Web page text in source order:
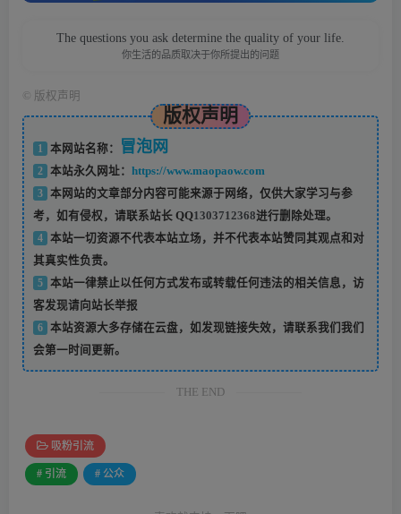
The questions you ask determine the quality of your life.
你生活的品质取决于你所提出的问题
版权声明
版权声明
1 本网站名称： 冒泡网
2 本站永久网址： https://www.maopaow.com
3
本网站的文章部分内容可能来源于网络，仅供大家学习与参
考，如有侵权，请联系站长 QQ1303712368进行删除处理。
4
本站一切资源不代表本站立场，并不代表本站赞同其观点和对
其真实性负责。
5
本站一律禁止以任何方式发布或转载任何违法的相关信息，访
客发现请向站长举报
6
本站资源大多存储在云盘，如发现链接失效，请联系我们我们
会第一时间更新。
THE END
吸粉引流
# 引流 # 公众